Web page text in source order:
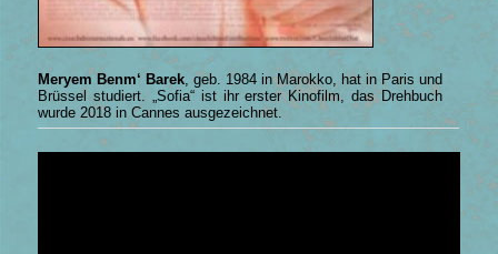
Meryem Benm‘ Barek , geb. 1984 in Marokko, hat in Paris und
Brüssel studiert. „Sofia“ ist ihr erster Kinofilm, das Drehbuch
wurde 2018 in Cannes ausgezeichnet.